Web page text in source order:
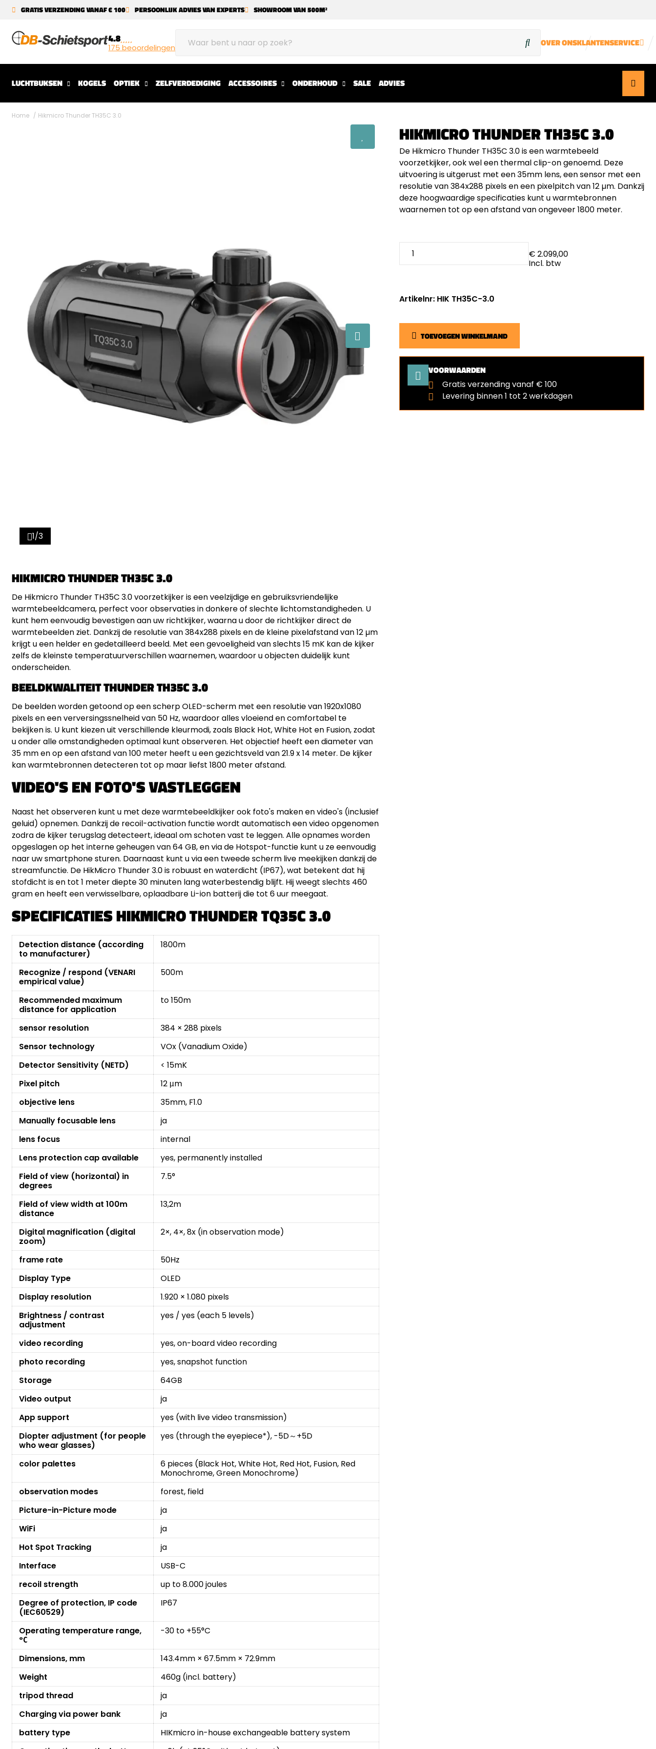
GRATIS VERZENDING VANAF € 100 PERSOONLIJK ADVIES VAN EXPERTS SHOWROOM VAN 500M²
4.8
175 beoordelingen OVER ONSKLANTENSERVICE
LUCHTBUKSEN KOGELS OPTIEK ZELFVERDEDIGING ACCESSOIRES ONDERHOUD SALE ADVIES
Home Hikmicro Thunder TH35C 3.0
1/3
HIKMICRO THUNDER TH35C 3.0
De Hikmicro Thunder TH35C 3.0 voorzetkijker is een veelzijdige en gebruiksvriendelijke
warmtebeeldcamera, perfect voor observaties in donkere of slechte lichtomstandigheden. U
kunt hem eenvoudig bevestigen aan uw richtkijker, waarna u door de richtkijker direct de
warmtebeelden ziet. Dankzij de resolutie van 384x288 pixels en de kleine pixelafstand van 12 µm
krijgt u een helder en gedetailleerd beeld. Met een gevoeligheid van slechts 15 mK kan de kijker
zelfs de kleinste temperatuurverschillen waarnemen, waardoor u objecten duidelijk kunt
onderscheiden.
BEELDKWALITEIT THUNDER TH35C 3.0
De beelden worden getoond op een scherp OLED-scherm met een resolutie van 1920x1080
pixels en een verversingssnelheid van 50 Hz, waardoor alles vloeiend en comfortabel te
bekijken is. U kunt kiezen uit verschillende kleurmodi, zoals Black Hot, White Hot en Fusion, zodat
u onder alle omstandigheden optimaal kunt observeren. Het objectief heeft een diameter van
35 mm en op een afstand van 100 meter heeft u een gezichtsveld van 21.9 x 14 meter. De kijker
kan warmtebronnen detecteren tot op maar liefst 1800 meter afstand.
VIDEO'S EN FOTO'S VASTLEGGEN
Naast het observeren kunt u met deze warmtebeeldkijker ook foto's maken en video's (inclusief
geluid) opnemen. Dankzij de recoil-activation functie wordt automatisch een video opgenomen
zodra de kijker terugslag detecteert, ideaal om schoten vast te leggen. Alle opnames worden
opgeslagen op het interne geheugen van 64 GB, en via de Hotspot-functie kunt u ze eenvoudig
naar uw smartphone sturen. Daarnaast kunt u via een tweede scherm live meekijken dankzij de
streamfunctie. De HikMicro Thunder 3.0 is robuust en waterdicht (IP67), wat betekent dat hij
stofdicht is en tot 1 meter diepte 30 minuten lang waterbestendig blijft. Hij weegt slechts 460
gram en heeft een verwisselbare, oplaadbare Li-ion batterij die tot 6 uur meegaat.
SPECIFICATIES HIKMICRO THUNDER TQ35C 3.0
Detection distance (according
to manufacturer)
1800m
Recognize / respond (VENARI
empirical value)
500m
Recommended maximum
distance for application
to 150m
sensor resolution
384 × 288 pixels
Sensor technology
VOx (Vanadium Oxide)
Detector Sensitivity (NETD)
< 15mK
Pixel pitch
12 μm
objective lens
35mm, F1.0
Manually focusable lens
ja
lens focus
internal
Lens protection cap available
yes, permanently installed
Field of view (horizontal) in
degrees
7.5°
Field of view width at 100m
distance
13,2m
Digital magnification (digital
zoom)
2×, 4×, 8x (in observation mode)
frame rate
50Hz
Display Type
OLED
Display resolution
1.920 × 1.080 pixels
Brightness / contrast
adjustment
yes / yes (each 5 levels)
video recording
yes, on-board video recording
photo recording
yes, snapshot function
Storage
64GB
Video output
ja
App support
yes (with live video transmission)
Diopter adjustment (for people
who wear glasses)
yes (through the eyepiece*), -5D～+5D
color palettes
6 pieces (Black Hot, White Hot, Red Hot, Fusion, Red
Monochrome, Green Monochrome)
observation modes
forest, field
Picture-in-Picture mode
ja
WiFi
ja
Hot Spot Tracking
ja
Interface
USB-C
recoil strength
up to 8.000 joules
Degree of protection, IP code
(IEC60529)
IP67
Operating temperature range,
°С
-30 to +55°C
Dimensions, mm
143.4mm × 67.5mm × 72.9mm
Weight
460g (incl. battery)
tripod thread
ja
Charging via power bank
ja
battery type
HIKmicro in-house exchangeable battery system
HIKMICRO THUNDER TH35C 3.0
De Hikmicro Thunder TH35C 3.0 is een warmtebeeld
voorzetkijker, ook wel een thermal clip-on genoemd. Deze
uitvoering is uitgerust met een 35mm lens, een sensor met een
resolutie van 384x288 pixels en een pixelpitch van 12 µm. Dankzij
deze hoogwaardige specificaties kunt u warmtebronnen
waarnemen tot op een afstand van ongeveer 1800 meter.
€ 2.099,00
Incl. btw
Artikelnr: HIK TH35C-3.0
TOEVOEGEN WINKELMAND
VOORWAARDEN
Gratis verzending vanaf € 100
Levering binnen 1 tot 2 werkdagen